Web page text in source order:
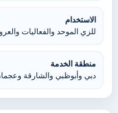
الاستخدام
للزي الموحد والفعاليات
منطقة الخدمة
دبي وأبوظبي والشارقة